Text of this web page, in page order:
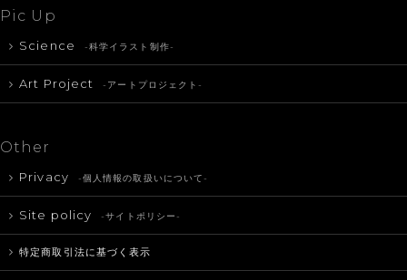
Pic Up
Science -科学イラスト制作-
Art Project -アートプロジェクト-
Other
Privacy -個人情報の取扱いについて-
Site policy -サイトポリシー-
特定商取引法に基づく表示